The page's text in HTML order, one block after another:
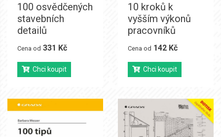
100 osvědčených
stavebních
detailů
Cena od 331 Kč
Chci koupit
10 kroků k
vyšším výkonů
pracovníků
Cena od 142 Kč
Chci koupit